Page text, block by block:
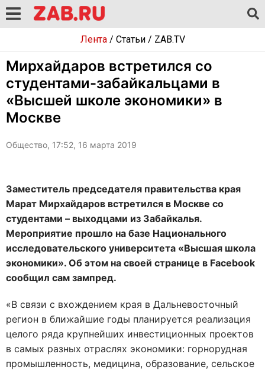
Лента/ Статьи/ ZAB.TV
Мирхайдаров встретился со
студентами-забайкальцами в
«Высшей школе экономики» в
Москве
Общество, 17:52, 16 марта 2019
Заместитель председателя правительства края
Марат Мирхайдаров встретился в Москве со
студентами – выходцами из Забайкалья.
Мероприятие прошло на базе Национального
исследовательского университета «Высшая школа
экономики». Об этом на своей странице в Facebook
сообщил сам зампред.
«В связи с вхождением края в Дальневосточный
регион в ближайшие годы планируется реализация
целого ряда крупнейших инвестиционных проектов
в самых разных отраслях экономики: горнорудная
промышленность, медицина, образование, сельское